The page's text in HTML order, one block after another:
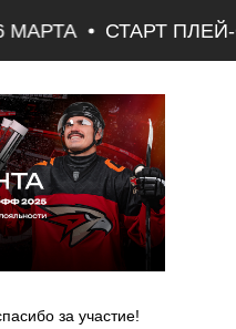
МАРТА СТАРТ
за участие!